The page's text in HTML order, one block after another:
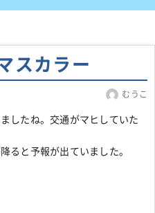
スカラー
むうこ
したね。交通がマヒしていた
ると予報が出ていました。